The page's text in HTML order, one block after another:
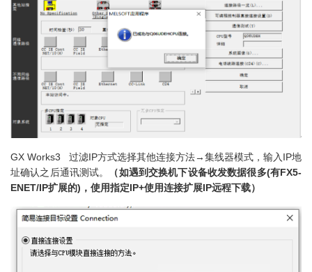
GX Works3 过滤IP方式选择其他连接方法→集线器模式，输入IP地
址确认之后通讯测试。
（如遇到交换机下设备收发数据很多(有FX5-
ENET/IP扩展的)，使用指定IP+使用连接扩展IP远程下载）